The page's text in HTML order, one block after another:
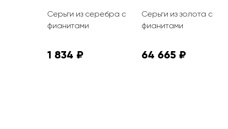
Серьги из серебра с
фианитами
1 834 ₽
Серьги из золота с
фианитами
64 665 ₽